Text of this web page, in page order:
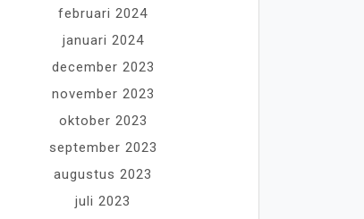
februari 2024
januari 2024
december 2023
november 2023
oktober 2023
september 2023
augustus 2023
juli 2023